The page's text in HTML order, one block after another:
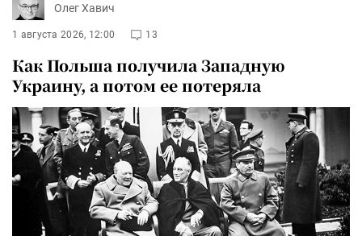
Олег Хавич
1 августа 2026, 12:00 13
Как Польша получила Западную
Украину, а потом ее потеряла